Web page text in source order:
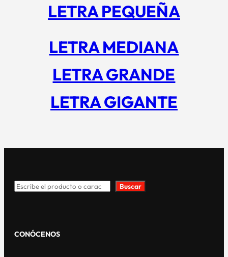
LETRA PEQUEÑA
LETRA MEDIANA
LETRA GRANDE
LETRA GIGANTE
Search Buscar
CONÓCENOS